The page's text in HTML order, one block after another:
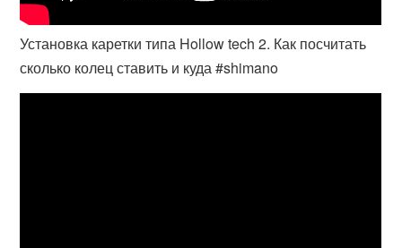
Установка каретки типа Hollow tech 2. Как посчитать
сколько колец ставить и куда #shimano